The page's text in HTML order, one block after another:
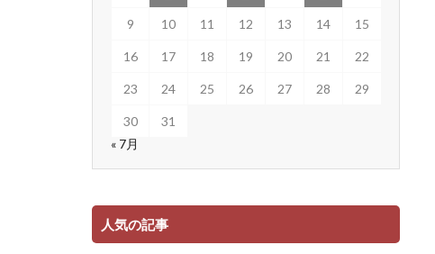
9 10 11 12 13 14 15
16 17 18 19 20 21 22
23 24 25 26 27 28 29
30
31
« 7月
人気の記事